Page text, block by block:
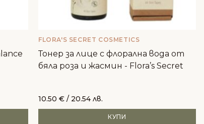
FLORA'S SECRET COSMETICS
Тонер за лице с флорална вода от
бяла роза и жасмин - Flora’s Secret
10.50 € / 20.54 лв.
КУПИ